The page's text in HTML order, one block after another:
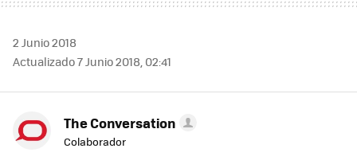
2 Junio 2018
Actualizado 7 Junio 2018, 02:41
The Conversation
Colaborador